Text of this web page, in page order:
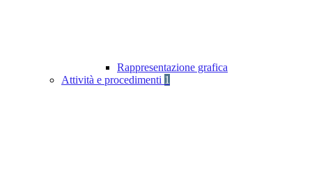
Rappresentazione grafica
Attività e procedimenti 1